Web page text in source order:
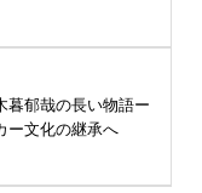
暮郁哉の長い物語ー
ー文化の継承へ